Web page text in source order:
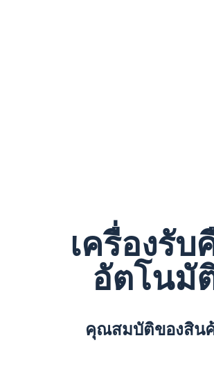
เครื่องรับ
อัตโนมั
คุณสมบัติของสิน